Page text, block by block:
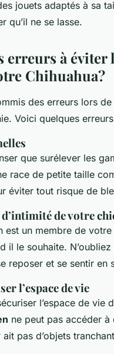
jouets adaptés à sa
qu’il ne se lasse.
erreurs à éviter
Chihuahua?
des erreurs lors
Voici quelques
que surélever les
race de petite taille
éviter tout risque de
de votre
est un membre de
il le souhaite.
reposer et se sentir en
l’espace de vie
l’espace de
ne peut pas accéder à
ait pas d’objets